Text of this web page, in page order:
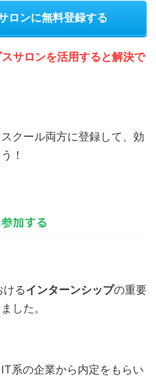
ロンに無料登録する
サロンを活用すると解決で
クール両方に登録して、効
！
加する
けるインターンシップの重要
した。
系の企業から内定をもらい